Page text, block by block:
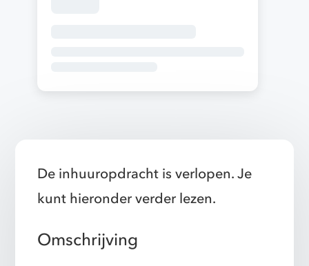
De inhuuropdracht is verlopen. Je
kunt hieronder verder lezen.
Omschrijving